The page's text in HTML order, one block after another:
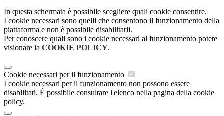
In questa schermata è possibile scegliere quali cookie consentire.
I cookie necessari sono quelli che consentono il funzionamento della
piattaforma e non è possibile disabilitarli.
Per conoscere quali sono i cookie necessari al funzionamento potete
visionare la COOKIE POLICY.
Cookie necessari per il funzionamento
I cookie necessari per il funzionamento non possono essere
disabilitati. È possibile consultare l'elenco nella pagina della cookie
policy.